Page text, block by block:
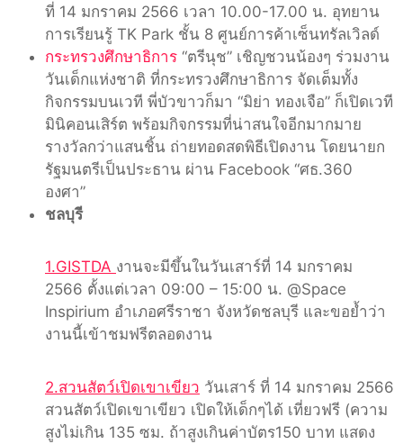
ที่ 14 มกราคม 2566 เวลา 10.00-17.00 น. อุทยาน
การเรียนรู้ TK Park ชั้น 8 ศูนย์การค้าเซ็นทรัลเวิลด์
กระทรวงศึกษาธิการ “ตรีนุช” เชิญชวนน้องๆ ร่วมงาน
วันเด็กแห่งชาติ ที่กระทรวงศึกษาธิการ จัดเต็มทั้ง
กิจกรรมบนเวที พี่บัวขาวก็มา “มิย่า ทองเจือ” ก็เปิดเวที
มินิคอนเสิร์ต พร้อมกิจกรรมที่น่าสนใจอีกมากมาย
รางวัลกว่าแสนชิ้น ถ่ายทอดสดพิธีเปิดงาน โดยนายก
รัฐมนตรีเป็นประธาน ผ่าน Facebook “ศธ.360
องศา”
ชลบุรี
1.GISTDA งานจะมีขึ้นในวันเสาร์ที่ 14 มกราคม
2566 ตั้งแต่เวลา 09:00 – 15:00 น. @Space
Inspirium อำเภอศรีราชา จังหวัดชลบุรี และขอย้ำว่า
งานนี้เข้าชมฟรีตลอดงาน
2.สวนสัตว์เปิดเขาเขียว วันเสาร์ ที่ 14 มกราคม 2566
สวนสัตว์เปิดเขาเขียว เปิดให้เด็กๆได้ เที่ยวฟรี (ความ
สูงไม่เกิน 135 ซม. ถ้าสูงเกินค่าบัตร150 บาท แสดง